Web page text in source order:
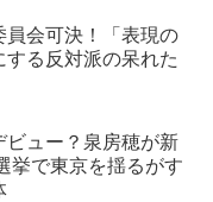
員会可決！「表現の
する反対派の呆れた
ビュー？泉房穂が新
挙で東京を揺るがす